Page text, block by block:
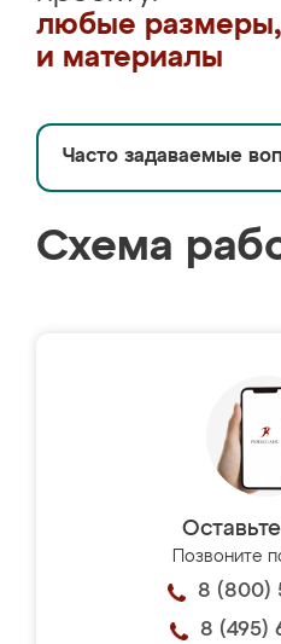
любые размеры,
и материалы
Часто задаваемые
Схема
Позвоните
8 (800)
8 (495)